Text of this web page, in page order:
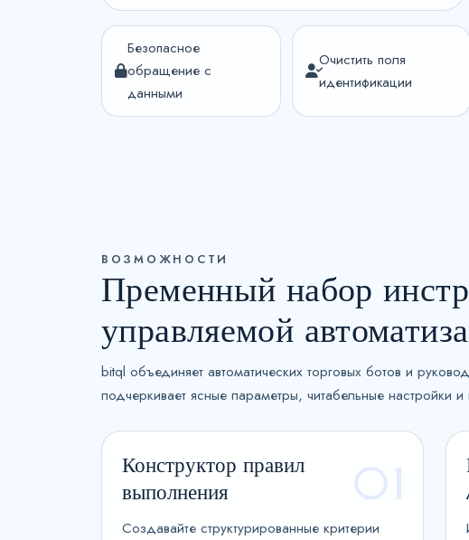
Безопасное
обращение с
данными
Очистить поля
идентификации
ВОЗМОЖНОСТИ
Пременный набор
управляемой
bitql объединяет автоматических торговых ботов и
подчеркивает ясные параметры, читабельные
01
Конструктор правил
выполнения
Создавайте структурированные критерии